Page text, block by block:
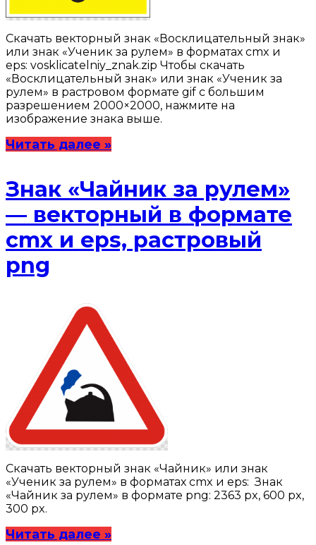
Скачать векторный знак «Восклицательный знак»
или знак «Ученик за рулем» в форматах cmx и
eps: vosklicatelniy_znak.zip Чтобы скачать
«Восклицательный знак» или знак «Ученик за
рулем» в растровом формате gif с большим
разрешением 2000×2000, нажмите на
изображение знака выше.
Читать далее »
Знак «Чайник за рулем»
— векторный в формате
cmx и eps, растровый
png
Скачать векторный знак «Чайник» или знак
«Ученик за рулем» в форматах cmx и eps: Знак
«Чайник за рулем» в формате png: 2363 px, 600 px,
300 px.
Читать далее »